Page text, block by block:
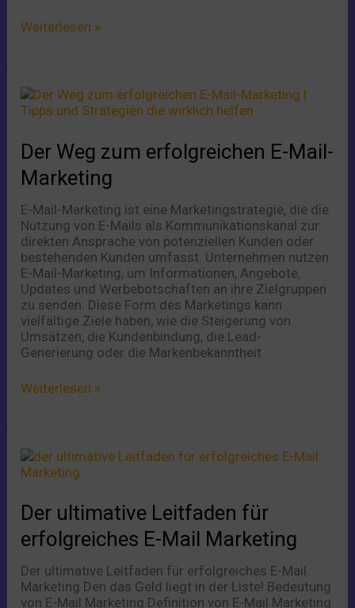
Weiterlesen »
Der Weg zum erfolgreichen E-Mail-
Marketing
E-Mail-Marketing ist eine Marketingstrategie, die die
Nutzung von E-Mails als Kommunikationskanal zur
direkten Ansprache von potenziellen Kunden oder
bestehenden Kunden umfasst. Unternehmen nutzen
E-Mail-Marketing, um Informationen, Angebote,
Updates und Werbebotschaften an ihre Zielgruppen
zu senden. Diese Form des Marketings kann
vielfältige Ziele haben, wie die Steigerung von
Umsätzen, die Kundenbindung, die Lead-
Generierung oder die Markenbekanntheit.
Der
Weg
erfolgreichen
E-
Mail-
Marketing
Weiterlesen »
Der ultimative Leitfaden für
erfolgreiches E-Mail Marketing
Der ultimative Leitfaden für erfolgreiches E-Mail
Marketing Den das Geld liegt in der Liste! Bedeutung
von E-Mail Marketing Definition von E-Mail Marketing
Der
ultimative
für
erfolgreiches
E-
Mail
Marketing